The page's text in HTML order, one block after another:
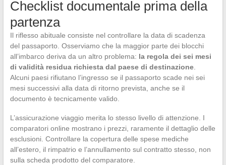
Checklist documentale prima della
partenza
Il riflesso abituale consiste nel controllare la data di scadenza
del passaporto. Osserviamo che la maggior parte dei blocchi
all’imbarco deriva da un altro problema: la regola dei sei mesi
di validità residua richiesta dal paese di destinazione.
Alcuni paesi rifiutano l’ingresso se il passaporto scade nei sei
mesi successivi alla data di ritorno prevista, anche se il
documento è tecnicamente valido.
L’assicurazione viaggio merita lo stesso livello di attenzione. I
comparatori online mostrano i prezzi, raramente il dettaglio delle
esclusioni. Controllare la copertura delle spese mediche
all’estero, il rimpatrio e l’annullamento sul contratto stesso, non
sulla scheda prodotto del comparatore.